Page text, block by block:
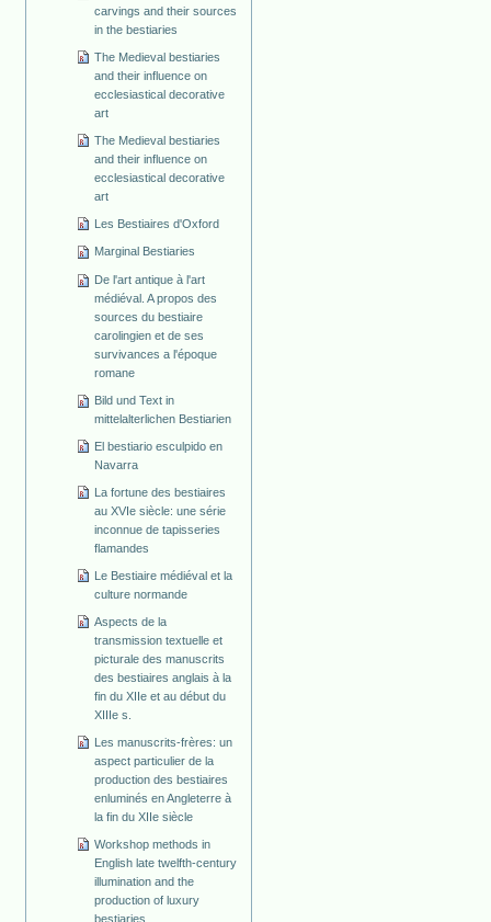
carvings and their sources
in the bestiaries
The Medieval bestiaries
and their influence on
ecclesiastical decorative
art
The Medieval bestiaries
and their influence on
ecclesiastical decorative
art
Les Bestiaires d'Oxford
Marginal Bestiaries
De l'art antique à l'art
médiéval. A propos des
sources du bestiaire
carolingien et de ses
survivances a l'époque
romane
Bild und Text in
mittelalterlichen Bestiarien
El bestiario esculpido en
Navarra
La fortune des bestiaires
au XVIe siècle: une série
inconnue de tapisseries
flamandes
Le Bestiaire médiéval et la
culture normande
Aspects de la
transmission textuelle et
picturale des manuscrits
des bestiaires anglais à la
fin du XIIe et au début du
XIIIe s.
Les manuscrits-frères: un
aspect particulier de la
production des bestiaires
enluminés en Angleterre à
la fin du XIIe siècle
Workshop methods in
English late twelfth-century
illumination and the
production of luxury
bestiaries